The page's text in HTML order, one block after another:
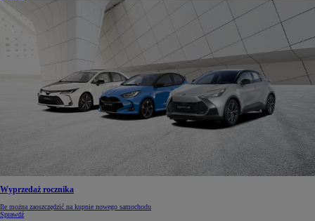
Wyprzedaż rocznika
Ile można zaoszczędzić na kupnie nowego samochodu
Sprawdź